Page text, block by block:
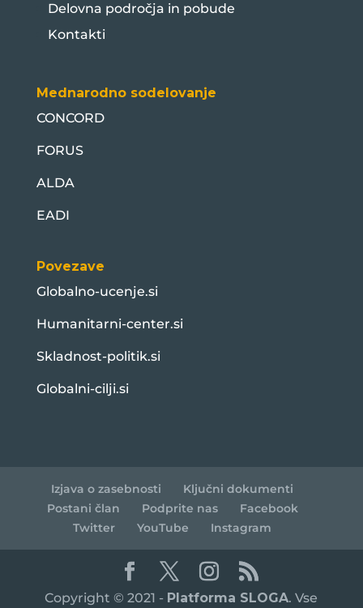
Delovna področja in pobude
Kontakti
Mednarodno sodelovanje
CONCORD
FORUS
ALDA
EADI
Povezave
Globalno-ucenje.si
Humanitarni-center.si
Skladnost-politik.si
Globalni-cilji.si
Izjava o zasebnosti
Ključni dokumenti
Postani član
Podprite nas
Facebook
Twitter
YouTube Instagram
Copyright © 2021 - Platforma SLOGA. Vse